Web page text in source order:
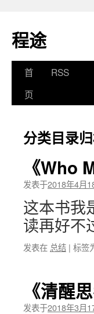
程途
跳
文
首
页
RSS
分类目录归
《Who
发表于2018年4月
这本书我
读再好
发表在 总结 | 标签
《清醒
发表于2018年3月